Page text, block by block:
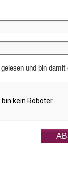
gelesen und bin